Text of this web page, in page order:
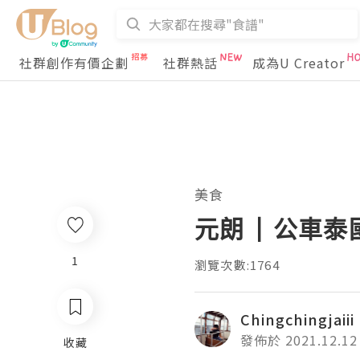
社群創作有價企劃 社群熱話 成為U Creator
1
收藏
美食
元朗 | 公車泰
瀏覽次數:1764
Chingchingjaiii
發佈於 2021.12.12